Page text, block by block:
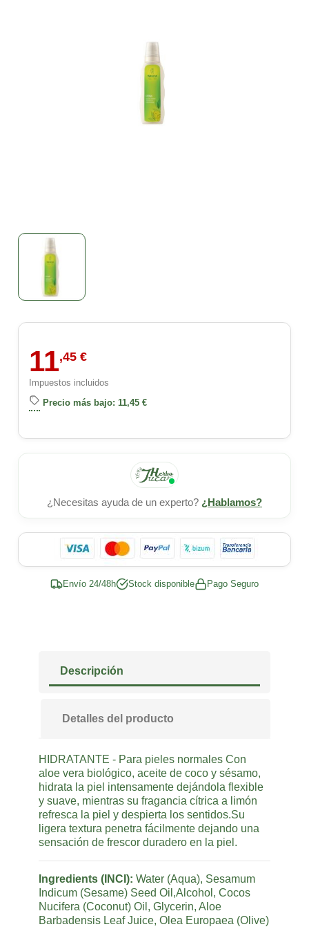
11,45 €
Impuestos incluidos
Precio más bajo: 11,45 €
¿Necesitas ayuda de un experto? ¿Hablamos?
Envío 24/48h Stock disponible Pago Seguro
Descripción
Detalles del producto
HIDRATANTE - Para pieles normales Con
aloe vera biológico, aceite de coco y sésamo,
hidrata la piel intensamente dejándola flexible
y suave, mientras su fragancia cítrica a limón
refresca la piel y despierta los sentidos.Su
ligera textura penetra fácilmente dejando una
sensación de frescor duradero en la piel.
Ingredients (INCI): Water (Aqua), Sesamum
Indicum (Sesame) Seed Oil,Alcohol, Cocos
Nucifera (Coconut) Oil, Glycerin, Aloe
Barbadensis Leaf Juice, Olea Europaea (Olive)